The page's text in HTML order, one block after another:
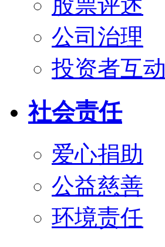
公司治理
投资者互动
社会责任
爱心捐助
公益慈善
环境责任